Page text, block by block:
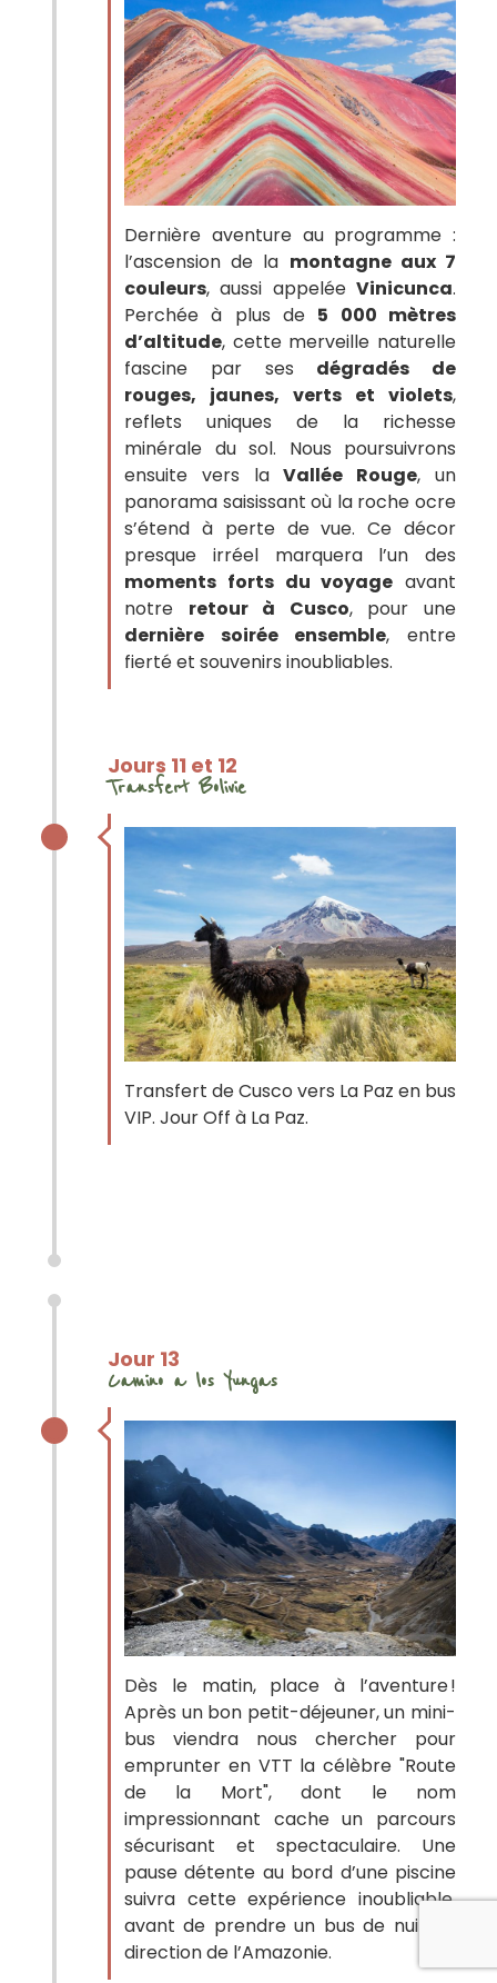
Dernière aventure au programme :
l’ascension de la montagne aux 7
couleurs, aussi appelée Vinicunca.
Perchée à plus de 5 000 mètres
d’altitude, cette merveille naturelle
fascine par ses dégradés de
rouges, jaunes, verts et violets,
reflets uniques de la richesse
minérale du sol. Nous poursuivrons
ensuite vers laVallée Rouge, un
panorama saisissant où la roche ocre
s’étend à perte de vue. Ce décor
presque irréel marquera l’un des
moments forts du voyage avant
notre retour à Cusco, pour une
dernière soirée ensemble, entre
fierté et souvenirs inoubliables.
Jours 11 et 12
Transfert Bolivie
Transfert de Cusco vers La Paz en bus
VIP. Jour Off à La Paz.
Jour 13
Camino a los Yungas
Dès le matin, place à l’aventure !
Après un bon petit-déjeuner, un mini-
bus viendra nous chercher pour
emprunter en VTT la célèbre "Route
de la Mort", dont le nom
impressionnant cache un parcours
sécurisant et spectaculaire. Une
pause détente au bord d’une piscine
suivra cette expérience inoubliable,
avant de prendre un bus de nuit en
direction de l’Amazonie.